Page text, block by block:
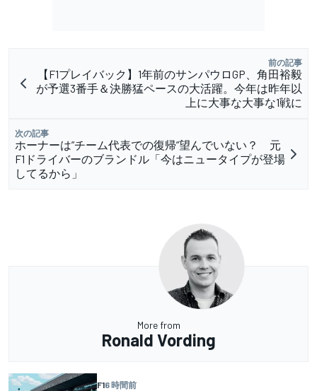
前の記事
【F1プレイバック】1年前のサンパウロGP、角田裕毅
が予選3番手＆決勝猛ペースの大活躍。今年は昨年以
上に大事な大事な1戦に
次の記事
ホーナーは”チーム代表での復帰”望んでいない？ 元
F1ドライバーのブランドル「今はニュータイプが登場
してるから」
More from
Ronald Vording
F16 時間前